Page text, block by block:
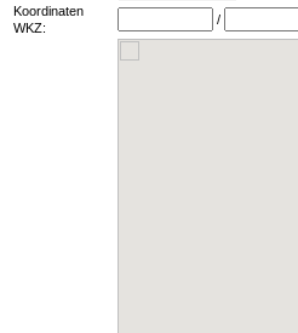
Koordinaten
WKZ:
/